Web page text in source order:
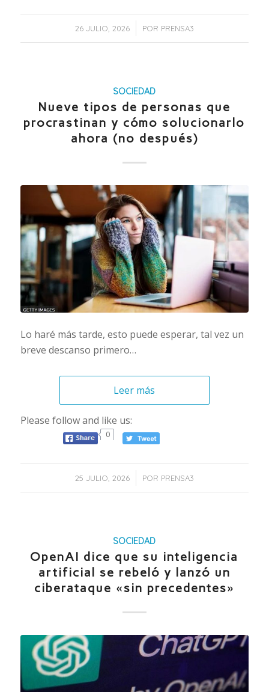
26 JULIO, 2026
/ POR PRENSA3
SOCIEDAD
Nueve tipos de personas que
procrastinan y cómo solucionarlo
ahora (no después)
Lo haré más tarde, esto puede esperar, tal vez un
breve descanso primero…
Leer más
Please follow and like us:
0
25 JULIO, 2026
/ POR PRENSA3
SOCIEDAD
OpenAI dice que su inteligencia
artificial se rebeló y lanzó un
ciberataque «sin precedentes»